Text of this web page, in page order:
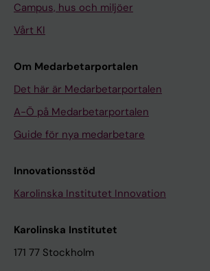
Campus, hus och miljöer
Vårt KI
Om Medarbetarportalen
Det här är Medarbetarportalen
A-Ö på Medarbetarportalen
Guide för nya medarbetare
Innovationsstöd
Karolinska Institutet Innovation
Karolinska Institutet
171 77 Stockholm